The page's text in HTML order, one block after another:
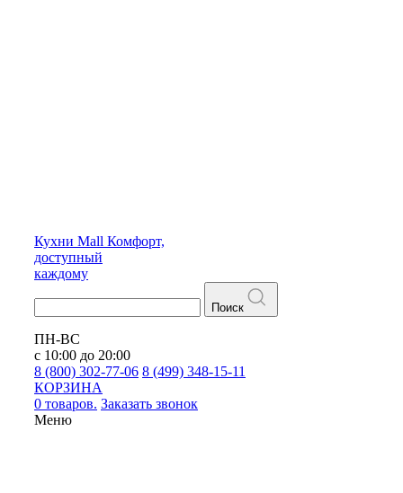
Кухни Mall Комфорт,
доступный
каждому
Поиск
ПН-ВС
с 10:00 до 20:00
8 (800) 302-77-06 8 (499) 348-15-11
КОРЗИНА
0 товаров. Заказать звонок
Меню